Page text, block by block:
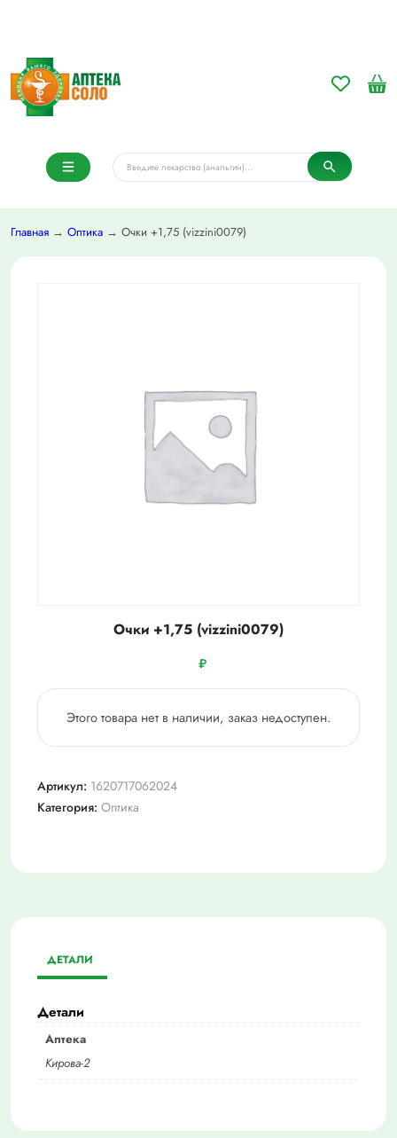
Главная → Оптика → Очки +1,75 (vizzini0079)
Очки +1,75 (vizzini0079)
₽
Этого товара нет в наличии, заказ недоступен.
Артикул: 1620717062024
Категория: Оптика
ДЕТАЛИ
Детали
Аптека
Кирова-2